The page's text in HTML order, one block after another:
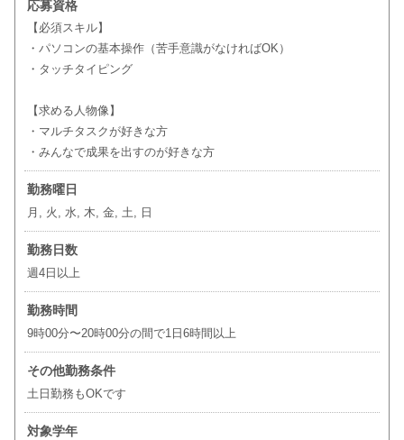
応募資格
【必須スキル】
・パソコンの基本操作（苦手意識がなければOK）
・タッチタイピング
【求める人物像】
・マルチタスクが好きな方
・みんなで成果を出すのが好きな方
勤務曜日
月, 火, 水, 木, 金, 土, 日
勤務日数
週4日以上
勤務時間
9時00分〜20時00分の間で1日6時間以上
その他勤務条件
土日勤務もOKです
対象学年